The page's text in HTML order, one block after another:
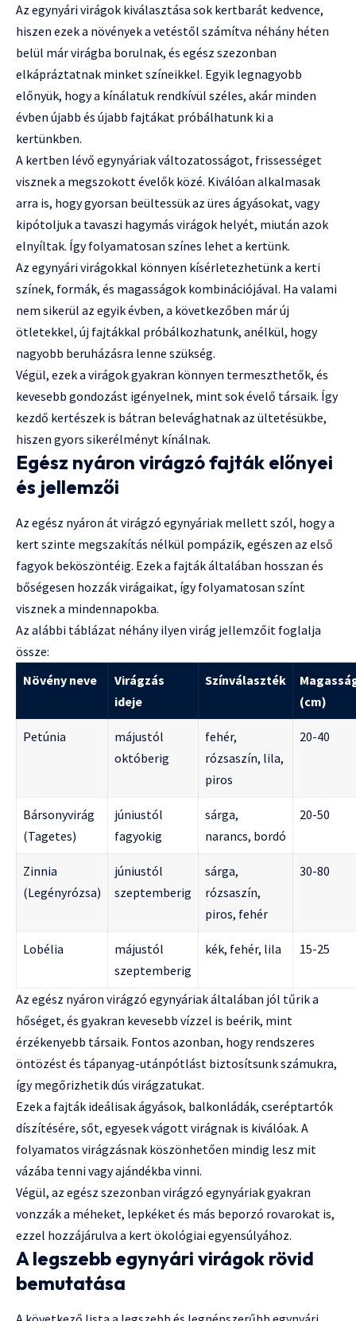
Az egynyári virágok kiválasztása sok kertbarát kedvence,
hiszen ezek a növények a vetéstől számítva néhány héten
belül már virágba borulnak, és egész szezonban
elkápráztatnak minket színeikkel. Egyik legnagyobb
előnyük, hogy a kínálatuk rendkívül széles, akár minden
évben újabb és újabb fajtákat próbálhatunk ki a
kertünkben.
A kertben lévő egynyáriak változatosságot, frissességet
visznek a megszokott évelők közé. Kiválóan alkalmasak
arra is, hogy gyorsan beültessük az üres ágyásokat, vagy
kipótoljuk a tavaszi hagymás virágok helyét, miután azok
elnyíltak. Így folyamatosan színes lehet a kertünk.
Az egynyári virágokkal könnyen kísérletezhetünk a kerti
színek, formák, és magasságok kombinációjával. Ha valami
nem sikerül az egyik évben, a következőben már új
ötletekkel, új fajtákkal próbálkozhatunk, anélkül, hogy
nagyobb beruházásra lenne szükség.
Végül, ezek a virágok gyakran könnyen termeszthetők, és
kevesebb gondozást igényelnek, mint sok évelő társaik. Így
kezdő kertészek is bátran belevághatnak az ültetésükbe,
hiszen gyors sikerélményt kínálnak.
Egész nyáron virágzó fajták előnyei
és jellemzői
Az egész nyáron át virágzó egynyáriak mellett szól, hogy a
kert szinte megszakítás nélkül pompázik, egészen az első
fagyok beköszöntéig. Ezek a fajták általában hosszan és
bőségesen hozzák virágaikat, így folyamatosan színt
visznek a mindennapokba.
Az alábbi táblázat néhány ilyen virág jellemzőit foglalja
össze:
Növény neve
Virágzás
ideje
Színválaszték
(cm)
Petúnia
májustól
októberig
fehér,
rózsaszín, lila,
piros
20-40
Bársonyvirág
(Tagetes)
júniustól
fagyokig
sárga,
narancs, bordó
20-50
Zinnia
(Legényrózsa)
júniustól
szeptemberig
sárga,
rózsaszín,
piros, fehér
30-80
Lobélia
májustól
szeptemberig
kék, fehér, lila 15-25
Az egész nyáron virágzó egynyáriak általában jól tűrik a
hőséget, és gyakran kevesebb vízzel is beérik, mint
érzékenyebb társaik. Fontos azonban, hogy rendszeres
öntözést és tápanyag-utánpótlást biztosítsunk számukra,
így megőrizhetik dús virágzatukat.
Ezek a fajták ideálisak ágyások, balkonládák, cseréptartók
díszítésére, sőt, egyesek vágott virágnak is kiválóak. A
folyamatos virágzásnak köszönhetően mindig lesz mit
vázába tenni vagy ajándékba vinni.
Végül, az egész szezonban virágzó egynyáriak gyakran
vonzzák a méheket, lepkéket és más beporzó rovarokat is,
ezzel hozzájárulva a kert ökológiai egyensúlyához.
A legszebb egynyári virágok rövid
bemutatása